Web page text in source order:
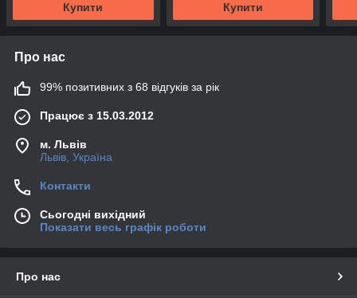
Купити Купити
Про нас
99% позитивних з 68 відгуків за рік
Працює з 15.03.2012
м. Львів
Львів, Україна
Контакти
Сьогодні вихідний
Показати весь графік роботи
Про нас